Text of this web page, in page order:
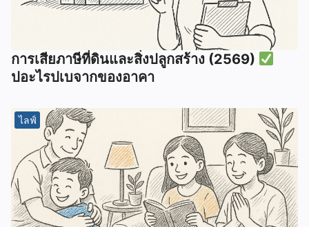
การเสียภาษีที่ดินและสิ่งปลูกสร้าง (2569)
ปอะไรปเบจากของอาคา
ไลฟ์